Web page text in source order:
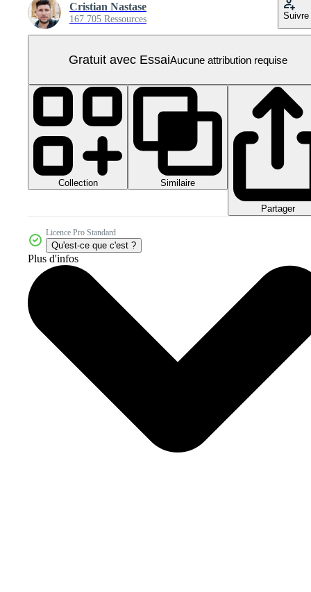
Cristian Nastase
167 705 Ressources Suivre
Gratuit avec EssaiAucune attribution requise
Collection Similaire
Partager
Licence Pro Standard
Qu'est-ce que c'est ?
Plus d'infos